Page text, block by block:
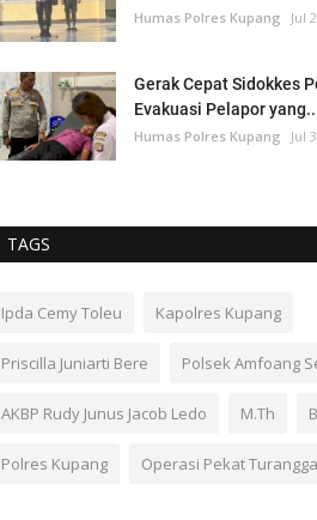
Humas Polres Kupang Jul
Gerak Cepat Sidokkes
Evakuasi Pelapor
Humas Polres Kupang Jul
TAGS
Ipda Cemy Toleu Kapolres Kupang
Priscilla Juniarti Bere Polsek Amfoang
AKBP Rudy Junus Jacob Ledo M.Th
Polres Kupang Operasi Pekat